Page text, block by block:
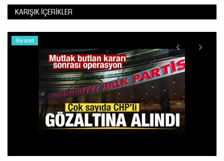
KARIŞIK İÇERIKLER
Siyaset